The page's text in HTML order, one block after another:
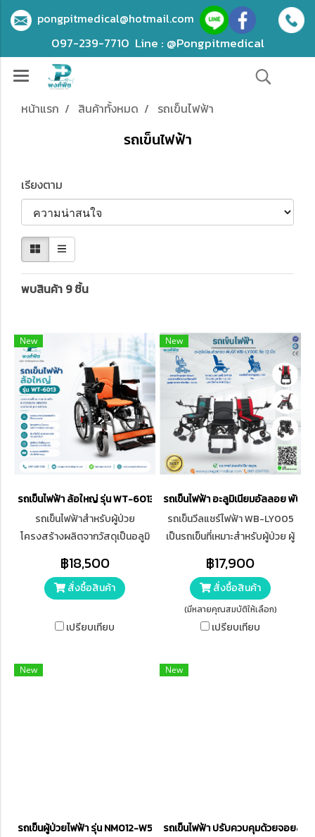
pongpitmedical@hotmail.com
097-239-7710 Line : @Pongpitmedical
หน้าแรก สินค้าทั้งหมด รถเข็นไฟฟ้า
รถเข็นไฟฟ้า
เรียงตาม
พบสินค้า 9 ชิ้น
New
รถเข็นไฟฟ้า ล้อใหญ่ รุ่น WT-6013
รถเข็นไฟฟ้าสำหรับผู้ป่วย
โครงสร้างผลิตจากวัสดุเป็นอลูมิ
มอเตอร์ 500 วัตต์ แบตเตอรี่
ชนิด Lead-acid battery 24V
สูงสุด 15-20 กิโลเมตร ขนาดล้อ
กว้าง 63 x สูง 93 CM รับน้ำหนัก
฿18,500
สั่งซื้อสินค้า
เปรียบเทียบ
New
รถเข็นไฟฟ้า อะลูมิเนียมอัลลอย พับได้
รถเข็นวีลแชร์ไฟฟ้า WB-LY005
เป็นรถเข็นที่เหมาะสำหรับผู้ป่วย ผู้
สะดวกสบาย แต่จำเป็นต้องมีผู้
คอยดูแลอย่างใกล้ชิด
฿17,900
สั่งซื้อสินค้า
(มีหลายคุณสมบัติให้เลือก)
เปรียบเทียบ
New
รถเข็นผู้ป่วยไฟฟ้า รุ่น NM012-W5
New
รถเข็นไฟฟ้า ปรับควบคุมด้วยจอยสติ๊